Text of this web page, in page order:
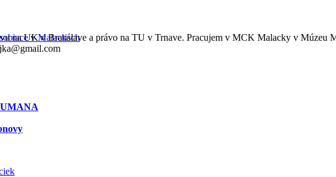
v Malackách
na UK v Bratislave a právo na TU v Trnave. Pracujem v MCK Malacky v Múzeu